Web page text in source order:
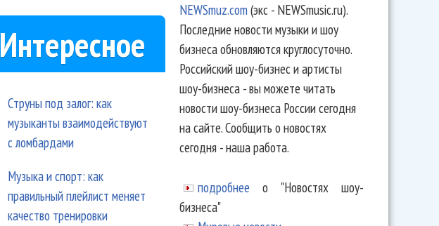
Интересное
Струны под залог: как
музыканты взаимодействуют
с ломбардами
Музыка и спорт: как
правильный плейлист меняет
качество тренировки
NEWSmuz.com(экс - NEWSmusic.ru).
Последние новости музыки и шоу
бизнеса обновляются круглосуточно.
Российский шоу-бизнес и артисты
шоу-бизнеса - вы можете читать
новости шоу-бизнеса России сегодня
на сайте. Сообщить о новостях
сегодня - наша работа.
подробнее о "Новостях шоу-
бизнеса"